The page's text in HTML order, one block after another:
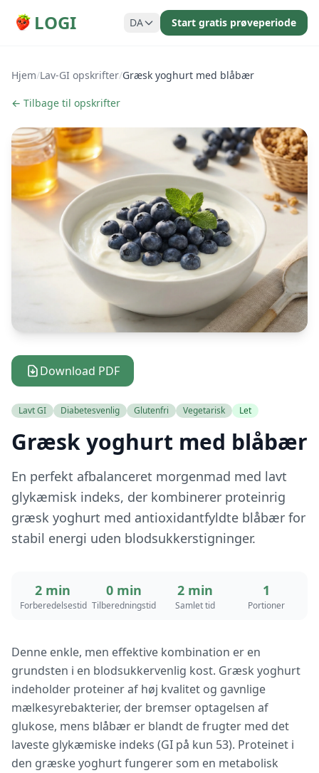
LOGI DA Start gratis prøveperiode
Hjem/Lav-GI opskrifter/Græsk yoghurt med blåbær
← Tilbage til opskrifter
Download PDF
Lavt GI Diabetesvenlig Glutenfri Vegetarisk Let
Græsk yoghurt med blåbær
En perfekt afbalanceret morgenmad med lavt
glykæmisk indeks, der kombinerer proteinrig
græsk yoghurt med antioxidantfyldte blåbær for
stabil energi uden blodsukkerstigninger.
2 min
Forberedelsestid
0 min
Tilberedningstid
2 min
Samlet tid
1
Portioner
Denne enkle, men effektive kombination er en
grundsten i en blodsukkervenlig kost. Græsk yoghurt
indeholder proteiner af høj kvalitet og gavnlige
mælkesyrebakterier, der bremser optagelsen af
glukose, mens blåbær er blandt de frugter med det
laveste glykæmiske indeks (GI på kun 53). Proteinet i
den græske yoghurt fungerer som en metabolisk